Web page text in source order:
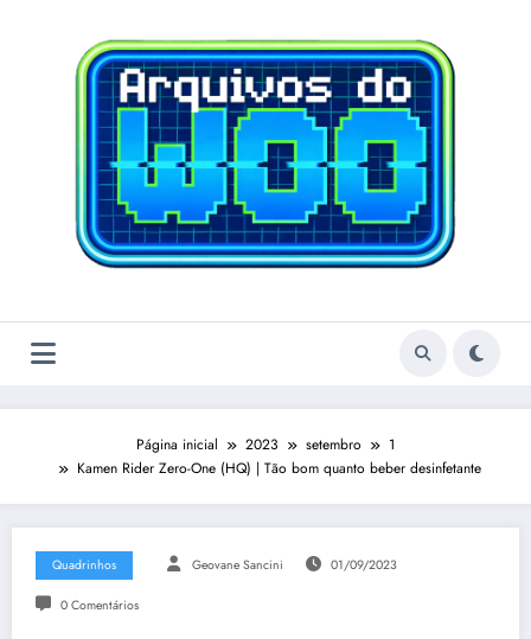
Página inicial 2023 setembro
1
Kamen Rider Zero-One (HQ) | Tão bom quanto beber desinfetante
Quadrinhos Geovane Sancini 01/09/2023
0 Comentários